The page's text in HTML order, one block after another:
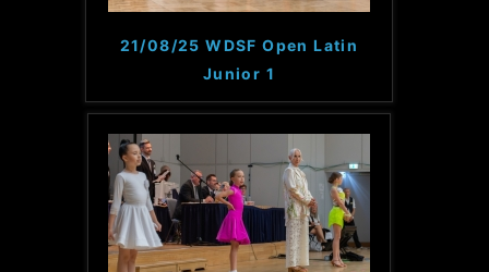
21/08/25 WDSF Open Latin
Junior 1